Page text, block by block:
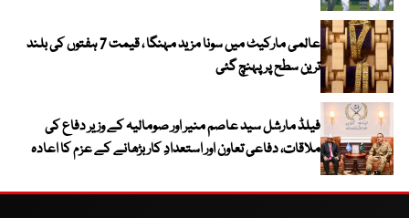
عالمی مارکیٹ میں سونا مزید مہنگا ، قیمت 7 ہفتوں کی بلند
ترین سطح پر پہنچ گئی
فیلڈ مارشل سید عاصم منیر اور صومالیہ کے وزیر دفاع کی
ملاقات، دفاعی تعاون اور استعدادِ کار بڑھانے کے عزم کا اعادہ